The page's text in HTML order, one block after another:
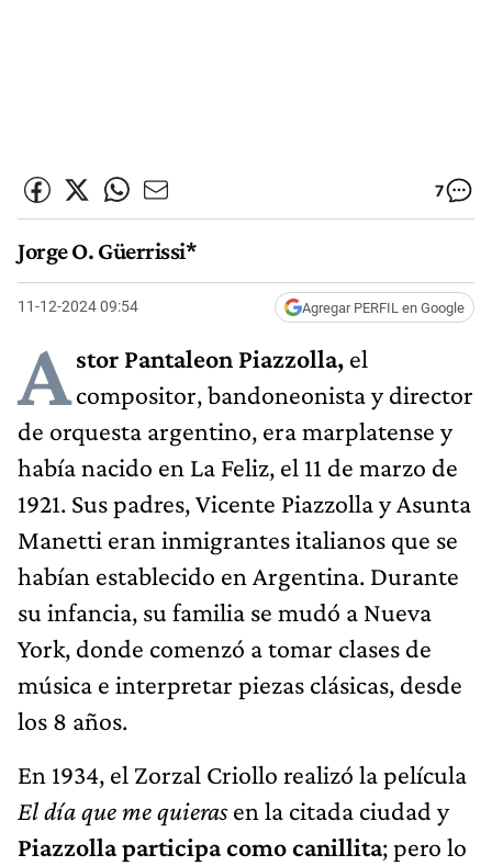
7
Jorge O. Güerrissi*
11-12-2024 09:54 Agregar PERFIL en Google
Astor Pantaleon Piazzolla, el
compositor, bandoneonista y director
de orquesta argentino, era marplatense y
había nacido en La Feliz, el 11 de marzo de
1921. Sus padres, Vicente Piazzolla y Asunta
Manetti eran inmigrantes italianos que se
habían establecido en Argentina. Durante
su infancia, su familia se mudó a Nueva
York, donde comenzó a tomar clases de
música e interpretar piezas clásicas, desde
los 8 años.
En 1934, el Zorzal Criollo realizó la película
El día que me quierasen la citada ciudad y
Piazzolla participa como canillita; pero lo